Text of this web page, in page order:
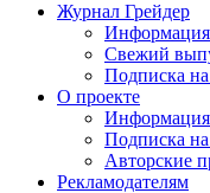
Журнал Грейдер
Свежий
Подписка
О проекте
Информация
Подписка
Авторские
Рекламодателям